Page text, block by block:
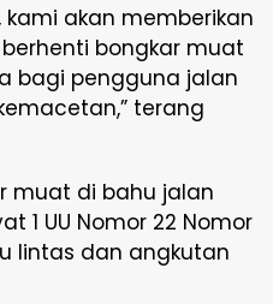
akan memberikan
bongkar muat
bagi pengguna jalan
terang
muat di bahu jalan
1 UU Nomor 22 Nomor
lintas dan angkutan